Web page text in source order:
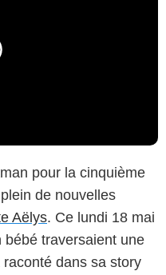
pour la cinquième
de nouvelles
Aëlys. Ce lundi 18 mai
bébé traversaient une
dans sa story